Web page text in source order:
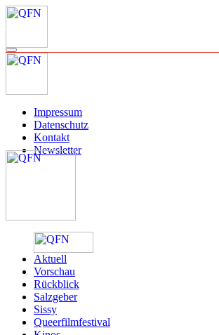
Impressum
Datenschutz
Kontakt
Newsletter
Aktuell
Vorschau
Rückblick
Salzgeber
Sissy
Queerfilmfestival